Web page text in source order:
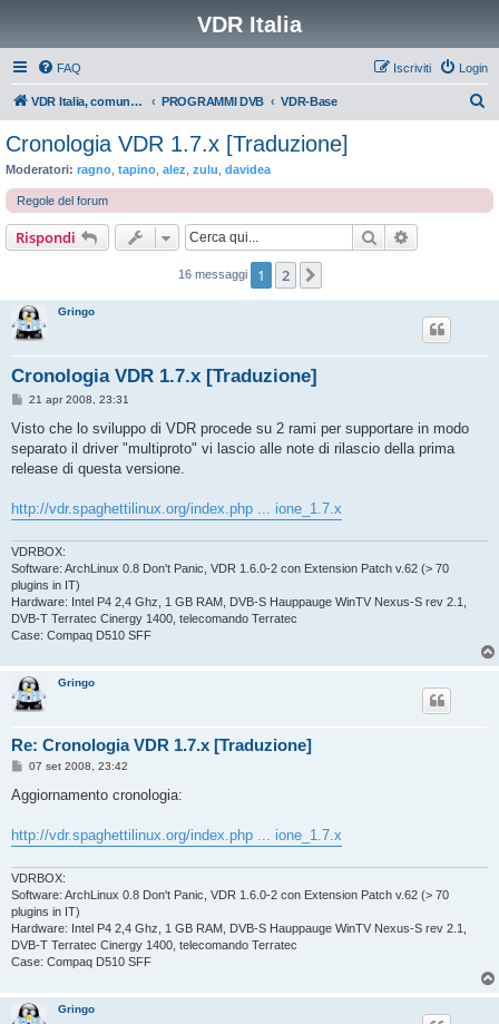
VDR Italia
FAQ Login
Iscriviti
VDR Italia, comunità italiana utilizzatori VDR PROGRAMMI DVB VDR-Base
a
Cronologia VDR 1.7.x [Traduzione]
Moderatori: ragno tapino alez zulu davidea
Regole del forum
Rispondi Cerca
16 messaggi 1 2
Gringo
Cronologia VDR 1.7.x [Traduzione]
M
s
a
g
o
21 apr 2008, 23:31
Visto che lo sviluppo di VDR procede su 2 rami per supportare in modo
separato il driver "multiproto" vi lascio alle note di rilascio della prima
release di questa versione.
http://vdr.spaghettilinux.org/index.php ... ione_1.7.x
VDRBOX:
Software: ArchLinux 0.8 Don't Panic, VDR 1.6.0-2 con Extension Patch v.62 (> 70
plugins in IT)
Hardware: Intel P4 2,4 Ghz, 1 GB RAM, DVB-S Hauppauge WinTV Nexus-S rev 2.1,
DVB-T Terratec Cinergy 1400, telecomando Terratec
Case: Compaq D510 SFF
Gringo
Re: Cronologia VDR 1.7.x [Traduzione]
M
s
s
g
g
o
07 set 2008, 23:42
Aggiornamento cronologia:
http://vdr.spaghettilinux.org/index.php ... ione_1.7.x
VDRBOX:
Software: ArchLinux 0.8 Don't Panic, VDR 1.6.0-2 con Extension Patch v.62 (> 70
plugins in IT)
Hardware: Intel P4 2,4 Ghz, 1 GB RAM, DVB-S Hauppauge WinTV Nexus-S rev 2.1,
DVB-T Terratec Cinergy 1400, telecomando Terratec
Case: Compaq D510 SFF
Gringo